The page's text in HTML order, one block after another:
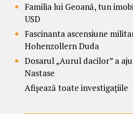
Familia lui Geoană, tun
USD
Fascinanta ascensiune
Hohenzollern Duda
Dosarul „Aurul dacilor” a
Nastase
Afișează toate investigațiile